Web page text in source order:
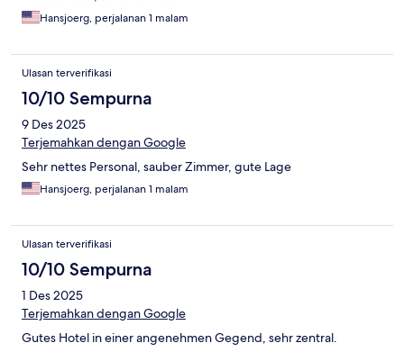
Hansjoerg, perjalanan 1 malam
Ulasan terverifikasi
10/10 Sempurna
9 Des 2025
Terjemahkan dengan Google
Sehr nettes Personal, sauber Zimmer, gute Lage
Hansjoerg, perjalanan 1 malam
Ulasan terverifikasi
10/10 Sempurna
1 Des 2025
Terjemahkan dengan Google
Gutes Hotel in einer angenehmen Gegend, sehr zentral.